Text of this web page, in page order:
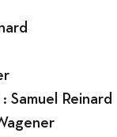
Reinard